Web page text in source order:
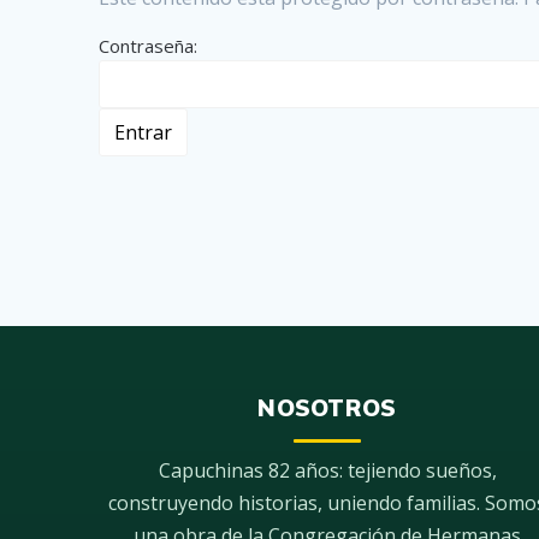
Contraseña:
NOSOTROS
Capuchinas 82 años: tejiendo sueños,
construyendo historias, uniendo familias.